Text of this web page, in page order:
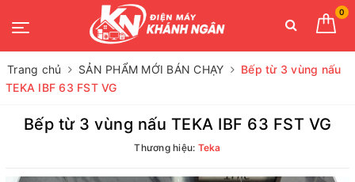
0
Trang chủ SẢN PHẨM MỚI BÁN CHẠY
Bếp từ 3 vùng nấu
TEKA IBF 63 FST VG
Bếp từ 3 vùng nấu TEKA IBF 63 FST VG
Thương hiệu: Teka